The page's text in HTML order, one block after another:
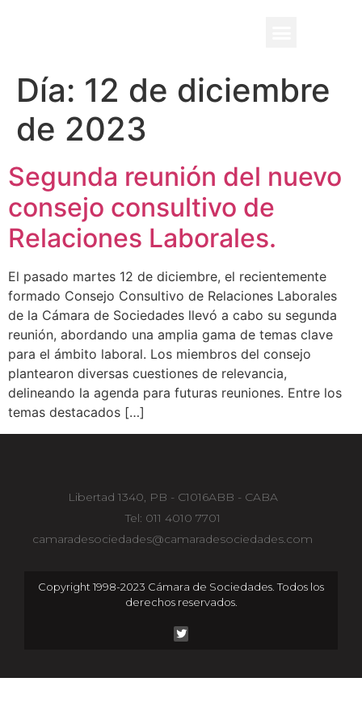
Día: 12 de diciembre
de 2023
Segunda reunión del nuevo
consejo consultivo de
Relaciones Laborales.
El pasado martes 12 de diciembre, el recientemente
formado Consejo Consultivo de Relaciones Laborales
de la Cámara de Sociedades llevó a cabo su segunda
reunión, abordando una amplia gama de temas clave
para el ámbito laboral. Los miembros del consejo
plantearon diversas cuestiones de relevancia,
delineando la agenda para futuras reuniones. Entre los
temas destacados […]
Libertad 1340, PB - C1016ABB - CABA
Tel: 011 4010 7701
camaradesociedades@camaradesociedades.com
Copyright 1998-2023 Cámara de Sociedades. Todos los
derechos reservados.